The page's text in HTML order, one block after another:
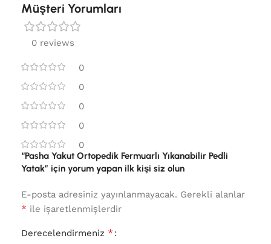
Müşteri Yorumları
0 reviews
0
0
0
0
0
“Pasha Yakut Ortopedik Fermuarlı Yıkanabilir Pedli
Yatak” için yorum yapan ilk kişi siz olun
E-posta adresiniz yayınlanmayacak. Gerekli alanlar
* ile işaretlenmişlerdir
Derecelendirmeniz *